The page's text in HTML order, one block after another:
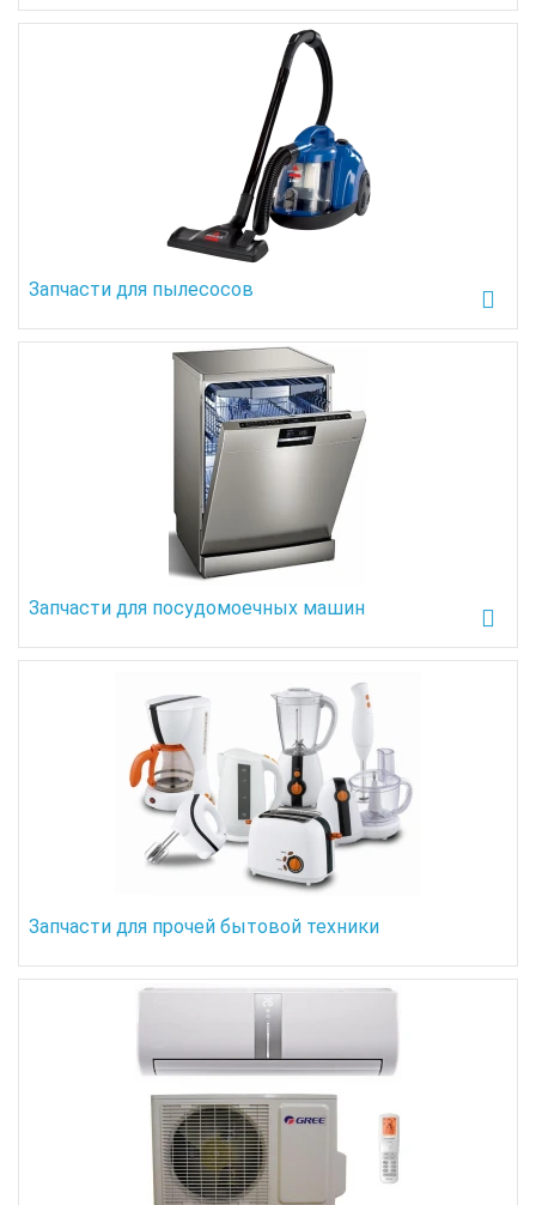
Запчасти для пылесосов
Запчасти для посудомоечных машин
Запчасти для прочей бытовой техники